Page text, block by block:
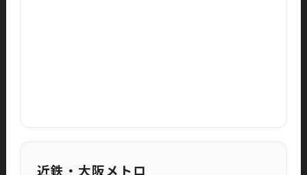
近鉄・大阪メトロ